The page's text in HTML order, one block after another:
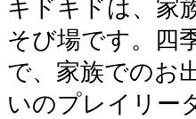
キドキドは、家
そび場です。四
で、家族でのお
いのプレイリー